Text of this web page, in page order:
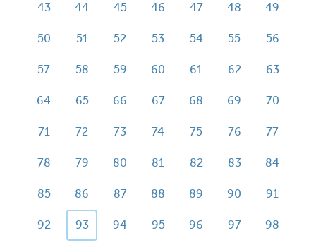
43 44 45 46 47 48 49
50 51 52 53 54 55 56
57 58 59 60 61 62 63
64 65 66 67 68 69 70
71 72 73 74 75 76 77
78 79 80 81 82 83 84
85 86 87 88 89 90 91
92 93 94 95 96 97 98